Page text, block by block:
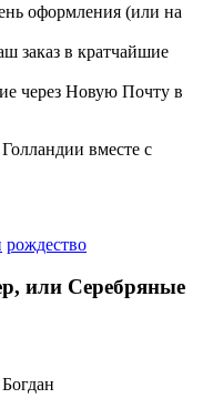
оформления (или на
заказ в кратчайшие
через Новую Почту в
вместе с
рождество
или Серебряные